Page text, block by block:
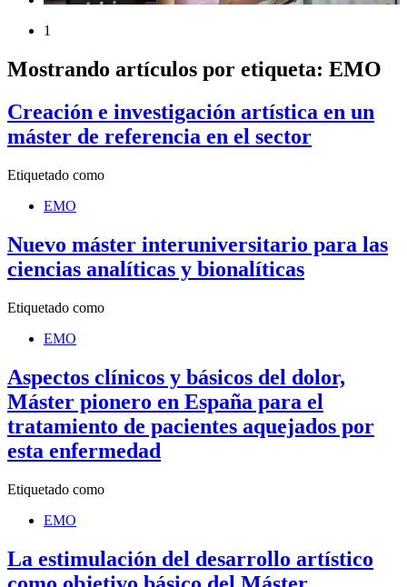
1
Mostrando artículos por etiqueta: EMO
Creación e investigación artística en un
máster de referencia en el sector
Etiquetado como
EMO
Nuevo máster interuniversitario para las
ciencias analíticas y bionalíticas
Etiquetado como
EMO
Aspectos clínicos y básicos del dolor,
Máster pionero en España para el
tratamiento de pacientes aquejados por
esta enfermedad
Etiquetado como
EMO
La estimulación del desarrollo artístico